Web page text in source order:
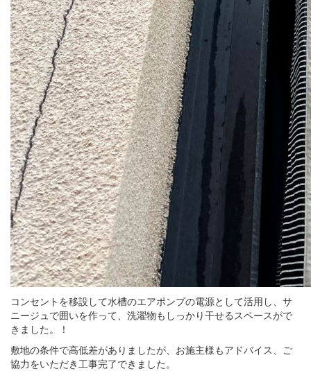
コンセントを移設して水槽のエアポンプの電源として活用し、サ
ニージュで囲いを作って、洗濯物もしっかり干せるスペースがで
きました。！
敷地の条件で高低差がありましたが、お施主様もアドバイス、ご
協力をいただき工事完了できました。